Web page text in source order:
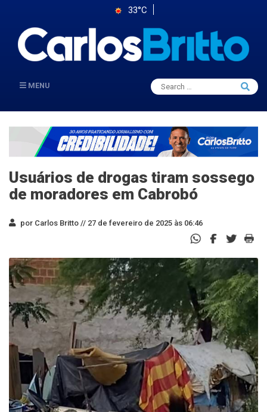
33°C
MENU
Search
for:
Search
Usuários de drogas tiram sossego
de moradores em Cabrobó
por Carlos Britto // 27 de fevereiro de 2025 às 06:46